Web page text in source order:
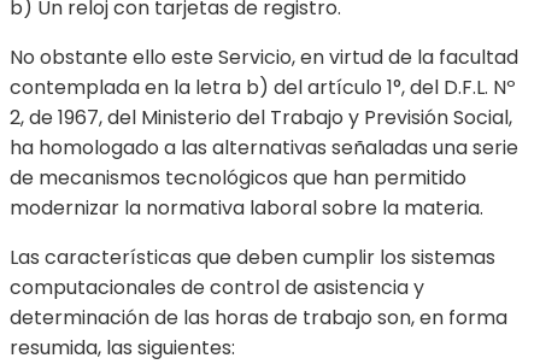
b) Un reloj con tarjetas de registro.
No obstante ello este Servicio, en virtud de la facultad
contemplada en la letra b) del artículo 1°, del D.F.L. Nº
2, de 1967, del Ministerio del Trabajo y Previsión Social,
ha homologado a las alternativas señaladas una serie
de mecanismos tecnológicos que han permitido
modernizar la normativa laboral sobre la materia.
Las características que deben cumplir los sistemas
computacionales de control de asistencia y
determinación de las horas de trabajo son, en forma
resumida, las siguientes: